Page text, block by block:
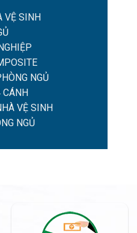
VỆ SINH
NGỦ
CÁNH
VỆ SINH
NGỦ